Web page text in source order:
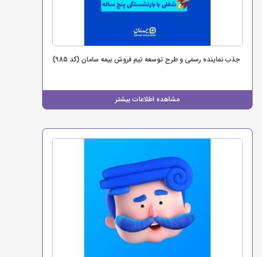
جذب نماینده رسمی و طرح توسعه تیم فروش بیمه سامان (کد 985)
مشاهده اطلاعات بیشتر